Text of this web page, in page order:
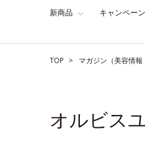
新商品 キャンペーン
TOP マガジン（美容情報
オルビス